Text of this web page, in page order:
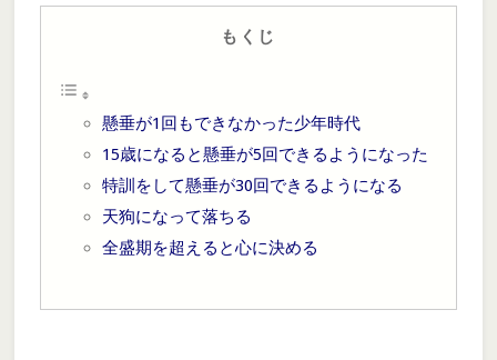
もくじ
懸垂が1回もできなかった少年時代
15歳になると懸垂が5回できるようになった
特訓をして懸垂が30回できるようになる
天狗になって落ちる
全盛期を超えると心に決める